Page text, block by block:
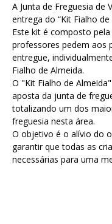
A Junta de Freguesia de
entrega do “Kit Fialho de
Este kit é composto
professores pedem aos
entregue,
Fialho de Almeida.
O "Kit Fialho de
aposta da junta de
totalizando um dos
freguesia nesta área.
O objetivo é o alívio do
garantir que todas as
necessárias para uma